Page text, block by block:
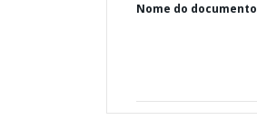
Nome do documento